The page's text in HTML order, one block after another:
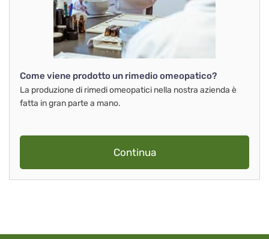
Come viene prodotto un rimedio omeopatico?
La produzione di rimedi omeopatici nella nostra azienda è
fatta in gran parte a mano.
Continua